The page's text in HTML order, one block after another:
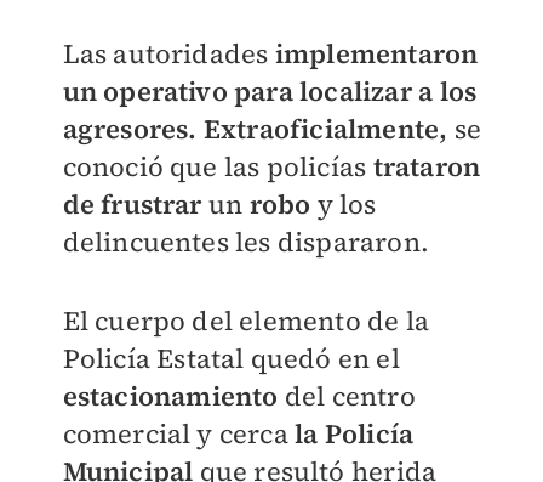
Las autoridades implementaron
un operativo para localizar a los
agresores. Extraoficialmente, se
conoció que las policías trataron
de frustrarun robo y los
delincuentes les dispararon.
El cuerpo del elemento de la
Policía Estatal quedó en el
estacionamiento del centro
comercial y cercala Policía
Municipal que resultó herida